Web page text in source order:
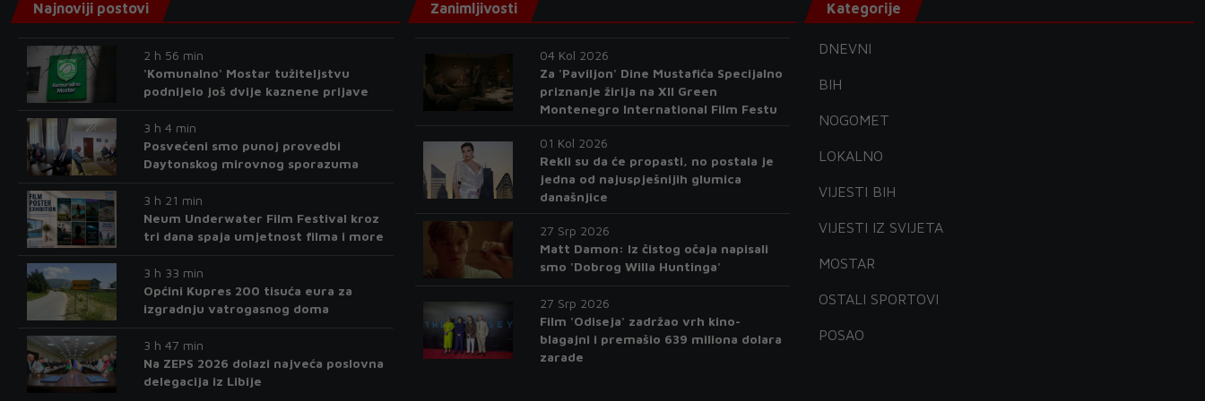
Najnoviji postovi
2 h 56 min
'Komunalno' Mostar tužiteljstvu
podnijelo još dvije kaznene prijave
3 h 4 min
Posvećeni smo punoj provedbi
Daytonskog mirovnog sporazuma
3 h 21 min
Neum Underwater Film Festival kroz
tri dana spaja umjetnost filma i more
3 h 33 min
Općini Kupres 200 tisuća eura za
izgradnju vatrogasnog doma
3 h 47 min
Na ZEPS 2026 dolazi najveća poslovna
delegacija iz Libije
Zanimljivosti
04 Kol 2026
Za 'Paviljon' Dine Mustafića Specijalno
priznanje žirija na XII Green
Montenegro International Film Festu
01 Kol 2026
Rekli su da će propasti, no postala je
jedna od najuspješnijih glumica
današnjice
27 Srp 2026
Matt Damon: Iz čistog očaja napisali
smo 'Dobrog Willa Huntinga'
27 Srp 2026
Film 'Odiseja' zadržao vrh kino-
blagajni i premašio 639 miliona dolara
zarade
Kategorije
DNEVNI
BIH
NOGOMET
LOKALNO
VIJESTI BIH
VIJESTI IZ SVIJETA
MOSTAR
OSTALI SPORTOVI
POSAO